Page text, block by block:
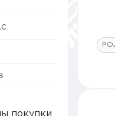
покупки